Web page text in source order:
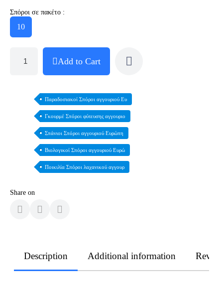
Σπόροι σε πακέτο :
10
Add to Cart
Παραδοσιακοί Σπόροι αγγουριού Ευ
Γκουρμέ Σπόροι φύτευσης αγγουριο
Σπάνιοι Σπόροι αγγουριού Ευρώπη
Βιολογικοί Σπόροι αγγουριού Ευρώ
Ποικιλία Σπόροι λαχανικού αγγουρ
Share on
Description Additional information